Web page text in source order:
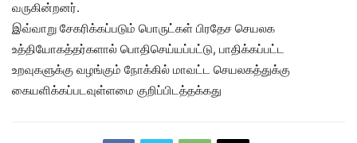
வருகின்றனர்.
இவ்வாறு சேகரிக்கப்படும் பொருட்கள் பிரதேச செயலக
உத்தியோகத்தர்களால் பொதிசெய்யப்பட்டு, பாதிக்கப்பட்ட
உறவுகளுக்கு வழங்கும் நோக்கில் மாவட்ட செயலகத்துக்கு
கையளிக்கப்படவுள்ளமை குறிப்பிடத்தக்கது